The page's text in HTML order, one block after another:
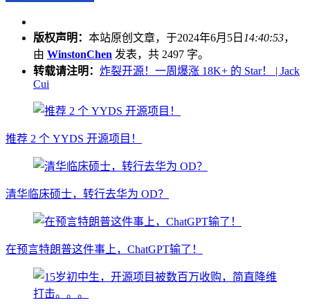
版权声明： 本站原创文章，于2024年6月5日 14:40:53，
由 WinstonChen 发表，共 2497 字。
转载请注明： 炸裂开源！一周爆涨 18K+ 的 Star！ | Jack
Cui
推荐 2 个 YYDS 开源项目！
清华临床硕士，转行去华为 OD？
在预言特朗普这件事上，ChatGPT输了！